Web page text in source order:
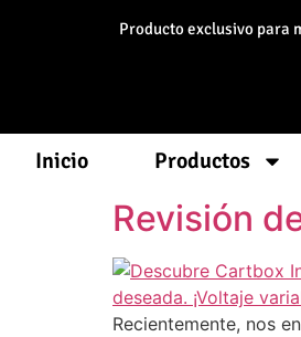
Producto exclusivo para
Inicio Productos
Revisión
Recientemente, nos